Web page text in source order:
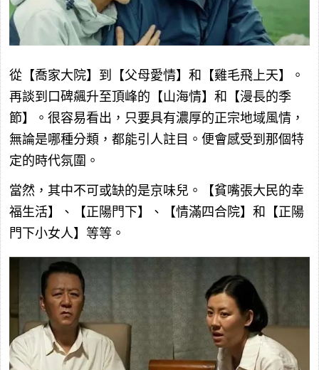
從【喬家大院】到【父母愛情】和【雞毛飛上天】。
再談到口碑飆升至頂峰的【山海情】和【漫長的季
節】。很容易看出，只要具有濃厚的正宗地域風情，
無論是哪種分類，都能引人註目。便會感受到那個特
定的時代氛圍。
當然，其中不可或缺的是京味兒。【貧嘴張大民的幸
福生活】、【正陽門下】、【情滿四合院】和【正陽
門下小女人】等等。